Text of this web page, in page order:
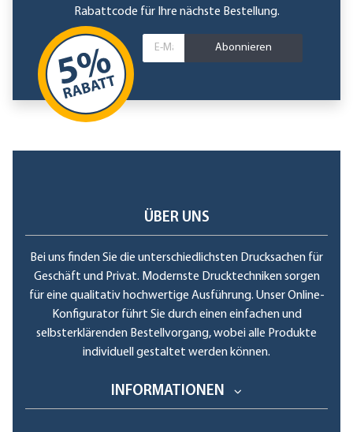
Rabattcode für Ihre nächste Bestellung.
Abonnieren
ÜBER UNS
Bei uns finden Sie die unterschiedlichsten Drucksachen für
Geschäft und Privat. Modernste Drucktechniken sorgen
für eine qualitativ hochwertige Ausführung. Unser Online-
Konfigurator führt Sie durch einen einfachen und
selbsterklärenden Bestellvorgang, wobei alle Produkte
individuell gestaltet werden können.
INFORMATIONEN